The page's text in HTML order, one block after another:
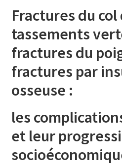
Fractures du
tassements
fractures du
fractures par
osseuse :
les
et leur